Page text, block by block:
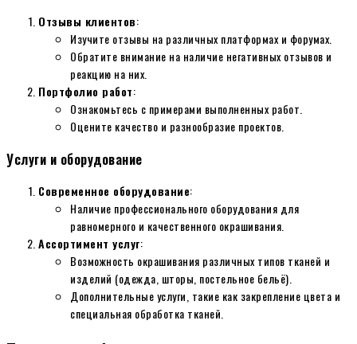
Отзывы клиентов:
Изучите отзывы на различных платформах и форумах.
Обратите внимание на наличие негативных отзывов и
реакцию на них.
Портфолио работ:
Ознакомьтесь с примерами выполненных работ.
Оцените качество и разнообразие проектов.
Услуги и оборудование
Современное оборудование:
Наличие профессионального оборудования для
равномерного и качественного окрашивания.
Ассортимент услуг:
Возможность окрашивания различных типов тканей и
изделий (одежда, шторы, постельное бельё).
Дополнительные услуги, такие как закрепление цвета и
специальная обработка тканей.